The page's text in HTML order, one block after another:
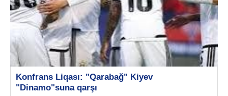
Konfrans Liqası: "Qarabağ" Kiyev
"Dinamo"suna qarşı